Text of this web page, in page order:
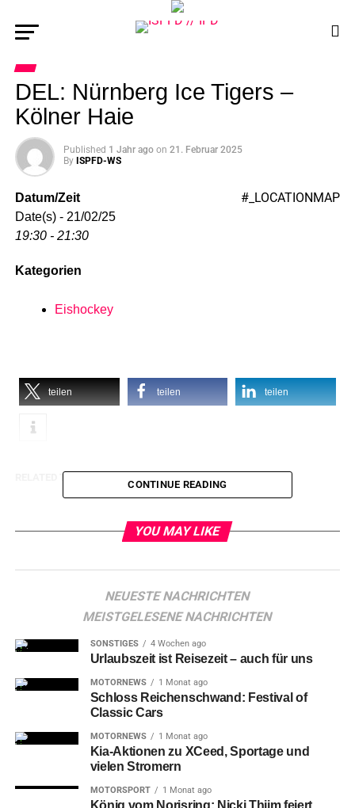
DEL: Nürnberg Ice Tigers –
Kölner Haie
Published 1 Jahr ago on 21. Februar 2025
By ISPFD-WS
#_LOCATIONMAP
Datum/Zeit
Date(s) - 21/02/25
19:30 - 21:30
Kategorien
Eishockey
teilen teilen teilen
RELATED TOPICS:
CONTINUE READING
YOU MAY LIKE
NEUESTE NACHRICHTEN
MEISTGELESENE NACHRICHTEN
SONSTIGES 4 Wochen ago
Urlaubszeit ist Reisezeit – auch für uns
MOTORNEWS 1 Monat ago
Schloss Reichenschwand: Festival of
Classic Cars
MOTORNEWS 1 Monat ago
Kia-Aktionen zu XCeed, Sportage und
vielen Stromern
MOTORSPORT 1 Monat ago
König vom Norisring: Nicki Thiim feiert